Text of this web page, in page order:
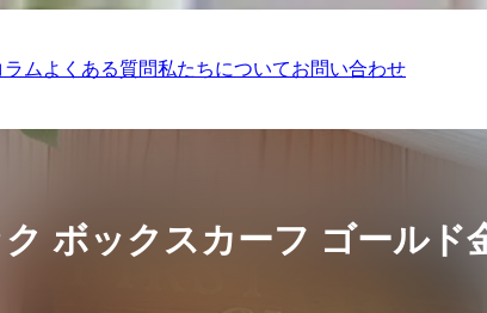
ラム よくある質問私たちについてお問い合わせ
ボックスカーフ ゴールド